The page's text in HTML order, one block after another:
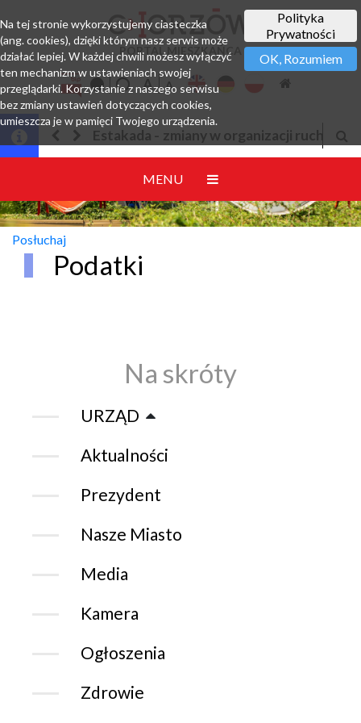
PORTAL MIESZKAŃCA
Estakada - zmiany w organizacji ruchu
MENU
Posłuchaj
Podatki
Na skróty
URZĄD
Aktualności
Prezydent
Nasze Miasto
Media
Kamera
Ogłoszenia
Zdrowie
Polityka
Prywatności
OK, Rozumiem
Na tej stronie wykorzystujemy ciasteczka
(ang. cookies), dzięki którym nasz serwis może
działać lepiej. W każdej chwili możesz wyłączyć
ten mechanizm w ustawieniach swojej
przeglądarki. Korzystanie z naszego serwisu
bez zmiany ustawień dotyczących cookies,
umieszcza je w pamięci Twojego urządzenia.